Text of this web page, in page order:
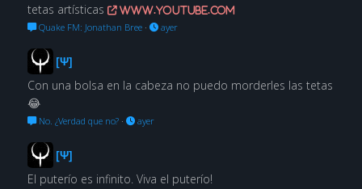
tetas artísticas
www.youtube.com
Quake FM: Jonathan Bree· ayer
[Ψ]
Con una bolsa en la cabeza no puedo morderles las tetas
😂
No. ¿Verdad que no?· ayer
[Ψ]
El puterío es infinito. Viva el puterío!